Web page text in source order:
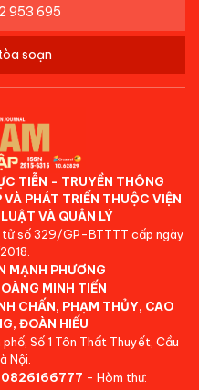
953 695
soạn
TIỄN - TRUYỀN THÔNG
PHÁT TRIỂN THUỘC VIỆN
VÀ QUẢN LÝ
số 329/GP-BTTTT cấp ngày
MẠNH PHƯƠNG
MINH TIẾN
CHẤN, PHẠM THỦY, CAO
ĐOÀN HIẾU
Số 1 Tôn Thất Thuyết, Cầu
Nội.
0826166777 - Hòm thư: